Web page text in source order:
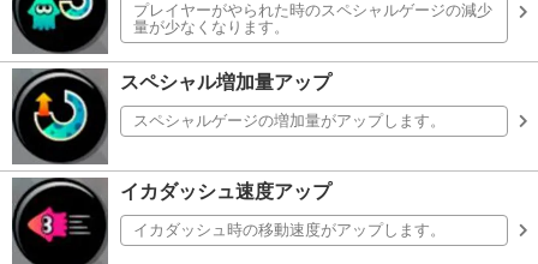
プレイヤーがやられた時のスペシャルゲージの減少
量が少なくなります。
スペシャル増加量アップ
スペシャルゲージの増加量がアップします。
イカダッシュ速度アップ
イカダッシュ時の移動速度がアップします。